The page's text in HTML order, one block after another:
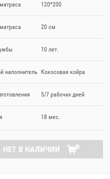
120*200
20 см
10 лет.
наполнитель Кокосовая койра
5/7 рабочих дней
18 мес.
НЕТ В НАЛИЧИИ